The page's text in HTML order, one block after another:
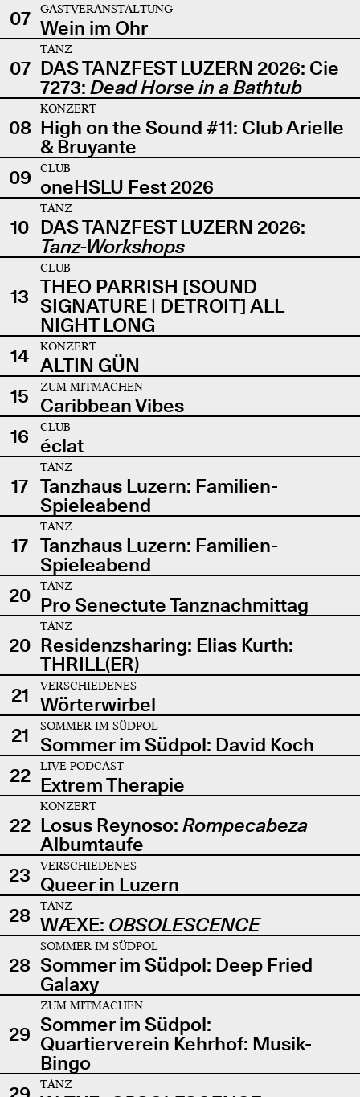
07
GASTVERANSTALTUNG
Wein im Ohr
07
TANZ
DAS TANZFEST LUZERN 2026: Cie
7273: Dead Horse in a Bathtub
08
KONZERT
High on the Sound #11: Club Arielle
& Bruyante
09
CLUB
oneHSLU Fest 2026
10
TANZ
DAS TANZFEST LUZERN 2026:
Tanz-Workshops
13
CLUB
THEO PARRISH [SOUND
SIGNATURE | DETROIT] ALL
NIGHT LONG
14
KONZERT
ALTIN GÜN
15
ZUM MITMACHEN
Caribbean Vibes
16
CLUB
éclat
17
TANZ
Tanzhaus Luzern: Familien-
Spieleabend
17
TANZ
Tanzhaus Luzern: Familien-
Spieleabend
20
TANZ
Pro Senectute Tanznachmittag
20
TANZ
Residenzsharing: Elias Kurth:
THRILL(ER)
21
VERSCHIEDENES
Wörterwirbel
21
SOMMER IM SÜDPOL
Sommer im Südpol: David Koch
22
LIVE-PODCAST
Extrem Therapie
22
KONZERT
Losus Reynoso: Rompecabeza
Albumtaufe
23
VERSCHIEDENES
Queer in Luzern
28
TANZ
WÆXE: OBSOLESCENCE
28
SOMMER IM SÜDPOL
Sommer im Südpol: Deep Fried
Galaxy
29
ZUM MITMACHEN
Sommer im Südpol:
Quartierverein Kehrhof: Musik-
Bingo
TANZ